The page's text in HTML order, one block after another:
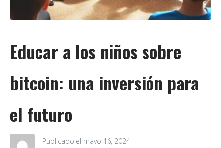
Publicado el mayo 16, 2024
Educar a los niños sobre
bitcoin: una inversión para
el futuro